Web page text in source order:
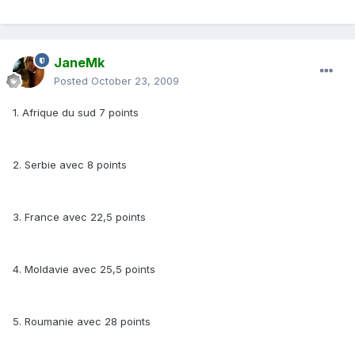
JaneMk
Posted October 23, 2009
1. Afrique du sud 7 points
2. Serbie avec 8 points
3. France avec 22,5 points
4. Moldavie avec 25,5 points
5. Roumanie avec 28 points